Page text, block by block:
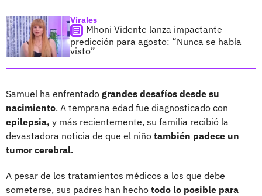
Virales
Mhoni Vidente lanza impactante
predicción para agosto: “Nunca se había
visto”
Samuel ha enfrentado grandes desafíos desde su
nacimiento. A temprana edad fue diagnosticado con
epilepsia, y más recientemente, su familia recibió la
devastadora noticia de que el niño también padece un
tumor cerebral.
A pesar de los tratamientos médicos a los que debe
someterse, sus padres han hecho todo lo posible para